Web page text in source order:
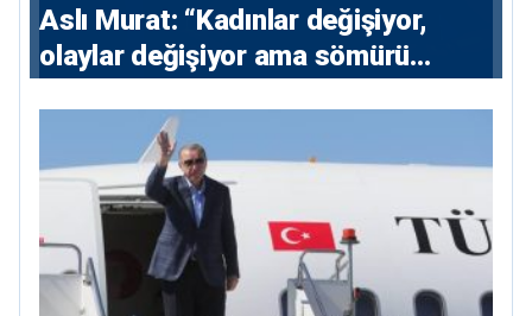
Aslı Murat: “Kadınlar değişiyor,
olaylar değişiyor ama sömürü